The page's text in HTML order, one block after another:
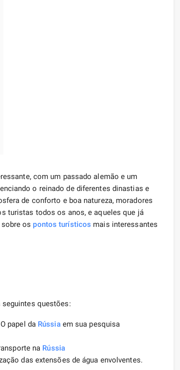
com um passado alemão e um
o reinado de diferentes dinastias e
de conforto e boa natureza, moradores
turistas todos os anos, e aqueles que já
os pontos turísticos mais interessantes
questões:
papel da Rússiaem sua pesquisa
na Rússia
das extensões de água envolventes.